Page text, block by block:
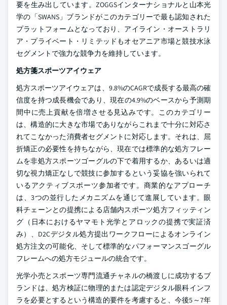
要を生み出しています。ZOGGSインターナショナルと山本光
学の「SWANS」ブランドがこのカテゴリーで最も認知された
プラットフォームとなっており、アイライン・オーストラリ
ア・プライベート・リミテッドもオセアニア市場と競技水泳
セグメントで強力な競争力を維持しています。
処方箋スポーツアイウェア
処方スポーツアイウェアは、9.8%のCAGRで成長する最高の確
信度を持つ成長機会であり、現在の4.9%のベースから予測期
間中に売上貢献を倍増させる見込みです。このカテゴリー
は、構造的に大きな市場でありながらこれまで十分に対応さ
れてこなかった消費者セグメントに対応します。それは、屈
折矯正の必要性を持ちながら、現在では標準的な処方フレー
ムを非処方スポーツゴーグルの下で着用するか、あるいは適
切な視力矯正なしで競技に参加するという妥協を強いられて
いるアクティブスポーツ参加者です。商業的なアプローチ
は、3つの並行したメカニズムを通じて進展しています。眼
科チェーンとの提携による店舗内スポーツ処方フィッティン
グ（日本におけるヤマモト光学とアロックの提携で実証済
み）、D2Cデジタル処方提出ワークフローによるオンライン
処方注文の可能化、そして標準的なパフォーマンスゴーグル
フレームへの処方モジュールの統合です。
光学小売とスポーツ専門流通チャネルの橋渡しに成功するブ
ランドは、処方検証に物理的または認定デジタル眼科インフ
ラを必要とするという構造的要件を考慮すると、今後5～7年